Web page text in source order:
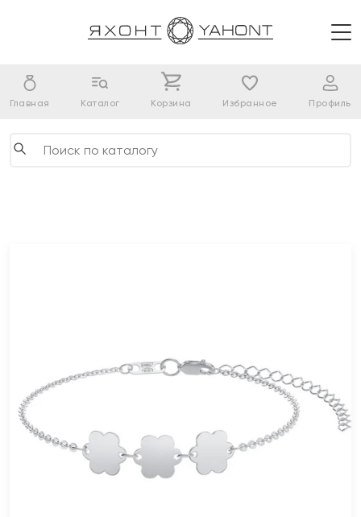
Главная Каталог Корзина Избранное Профиль